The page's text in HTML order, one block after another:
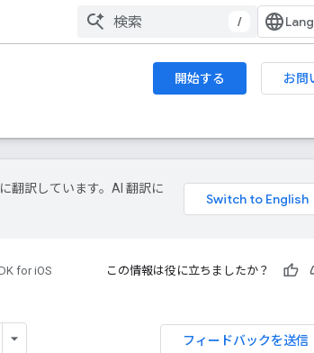
/
開始する
お問
翻訳しています。AI 翻訳に
for iOS
この情報は役に立ちましたか？
フィードバックを送信